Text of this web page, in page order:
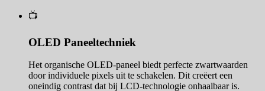
📺
OLED Paneeltechniek
Het organische OLED-paneel biedt perfecte zwartwaarden
door individuele pixels uit te schakelen. Dit creëert een
oneindig contrast dat bij LCD-technologie onhaalbaar is.